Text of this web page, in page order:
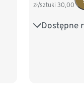
zł/sztuki30,00
Dostępne
110/116